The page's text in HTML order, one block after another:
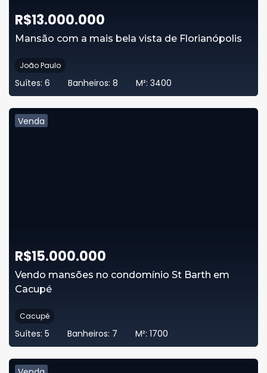
R$13.000.000
Mansão com a mais bela vista de Florianópolis
João Paulo
Suítes: 6 Banheiros: 8 M²: 3400
Venda
R$15.000.000
Vendo mansões no condomínio St Barth em
Cacupé
Cacupé
Suítes: 5 Banheiros: 7 M²: 1700